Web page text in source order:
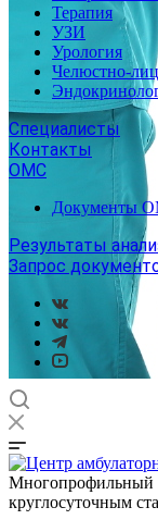
Терапия
УЗИ
Урология
Челюстно-
Специалисты
Контакты
ОМС
Документы
Результаты
Запрос
Многопрофильный
круглосуточным